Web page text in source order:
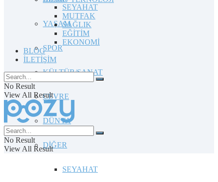
YAŞAM
SPOR
KÜLTÜR/SANAT
ÇEVRE
DÜNYA
DİĞER
SEYAHAT
SEYAHAT
MUTFAK
SAĞLIK
EĞİTİM
EKONOMİ
BLOG
İLETİŞİM
No Result
View All Result
No Result
View All Result